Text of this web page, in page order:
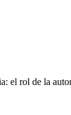
el rol de la